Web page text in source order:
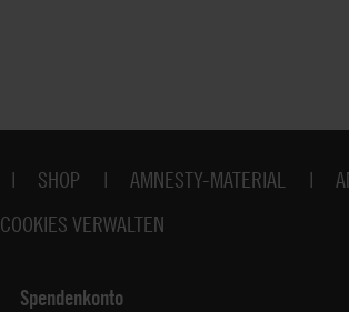
SHOP AMNESTY-MATERIAL
COOKIES VERWALTEN
Spendenkonto